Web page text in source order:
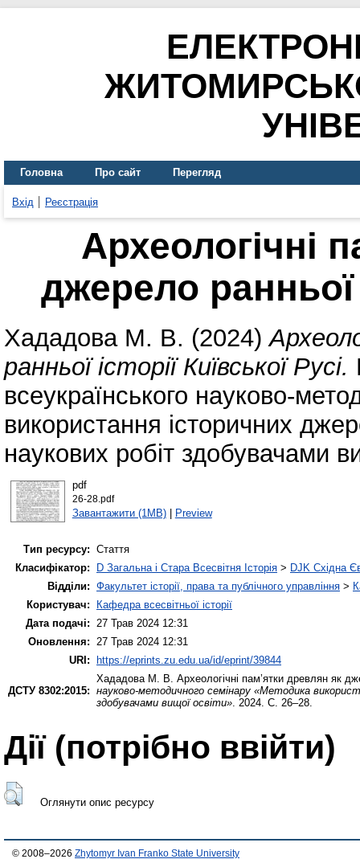
Головна Про сайт Перегляд
Вхід Реєстрація
Археологічні
джерело ранньої
Хададова М. В. (2024)
ранньої історії Київської Русі.
всеукраїнського науково-
використання історичних
наукових робіт здобувачами
pdf
26-28.pdf
Завантажити (1MB)| Preview
Тип ресурсу: Стаття
Класифікатор:
D Загальна і Стара Всесвітня Історія > DJK Східна
Відділи: Факультет історії, права та публічного управління >
Користувач:
Кафедра всесвітньої історії
Дата подачі: 27 Трав 2024 12:31
Оновлення: 27 Трав 2024 12:31
URI:
https://eprints.zu.edu.ua/id/eprint/39844
ДСТУ 8302:2015:
Хададова М. В. Археологічні пам’ятки древлян як
науково-методичного семінару «Методика
здобувачами вищої освіти». 2024. С. 26–28.
Дії ​​(потрібно ввійти)
Оглянути опис ресурсу
© 2008–2026 Zhytomyr Ivan Franko State University